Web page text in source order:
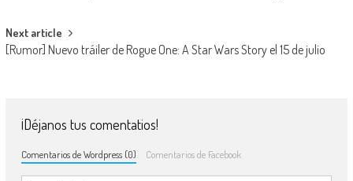
Next article
[Rumor] Nuevo tráiler de Rogue One: A Star Wars Story el 15 de julio
¡Déjanos tus comentatios!
Comentarios de Wordpress (0) Comentarios de Facebook